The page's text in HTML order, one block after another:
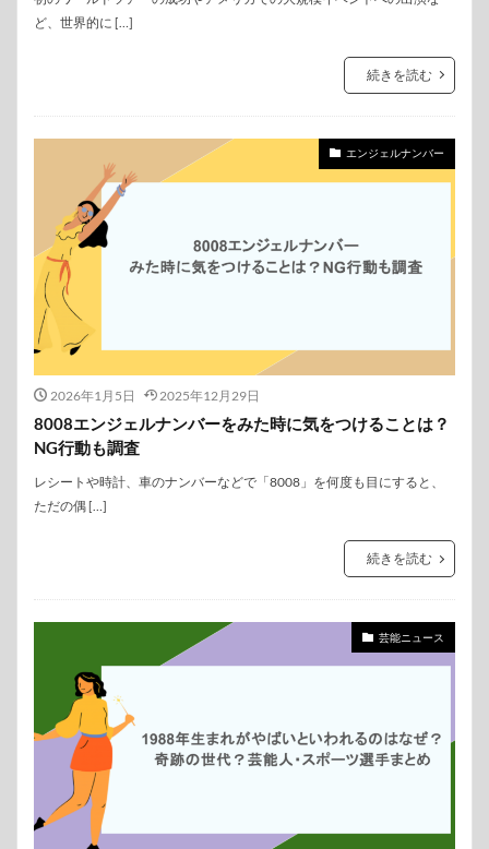
ど、世界的に […]
続きを読む
エンジェルナンバー
2026年1月5日 2025年12月29日
8008エンジェルナンバーをみた時に気をつけることは？
NG行動も調査
レシートや時計、車のナンバーなどで「8008」を何度も目にすると、
ただの偶 […]
続きを読む
芸能ニュース